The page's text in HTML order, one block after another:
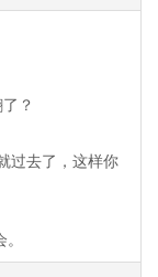
？
过去了，这样你